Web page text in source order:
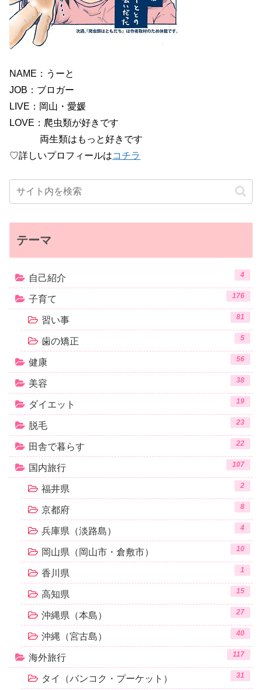
NAME：うーと
JOB：ブロガー
LIVE：岡山・愛媛
LOVE：爬虫類が好きです
両生類はもっと好きです
♡詳しいプロフィールはコチラ
テーマ
自己紹介 4
子育て 176
習い事 81
歯の矯正 5
健康 56
美容 38
ダイエット 19
脱毛 23
田舎で暮らす 22
国内旅行 107
福井県 2
京都府 8
兵庫県（淡路島） 4
岡山県（岡山市・倉敷市） 10
香川県 1
高知県 15
沖縄県（本島） 27
沖縄（宮古島） 40
海外旅行 117
タイ（バンコク・プーケット） 31